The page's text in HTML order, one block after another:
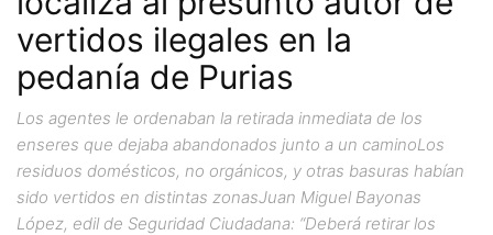
vertidos ilegales en la
pedanía de Purias
Los agentes le ordenaban la retirada inmediata de los
enseres que dejaba abandonados junto a un caminoLos
residuos domésticos, no orgánicos, y otras basuras habían
sido vertidos en distintas zonasJuan Miguel Bayonas
López, edil de Seguridad Ciudadana: “Deberá retirar los